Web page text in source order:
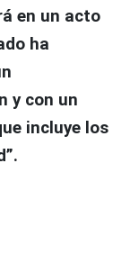
en un acto
ha
y con un
incluye los